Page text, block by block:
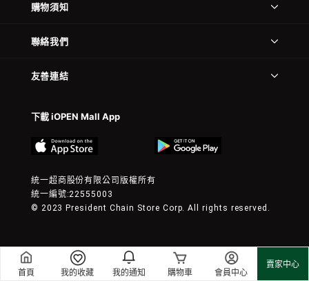
首頁 我的收藏 我的通知 購物車 會員中心
賣家中心
購物須知
聯絡我們
友善連結
下載 iOPEN Mall App
統一超商股份有限公司版權所有
統一編號:22555003
© 2023 President Chain Store Corp. All rights reserved.